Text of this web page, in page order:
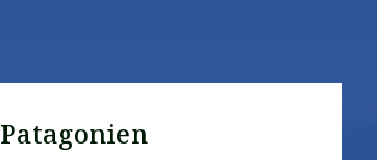
Patagonien